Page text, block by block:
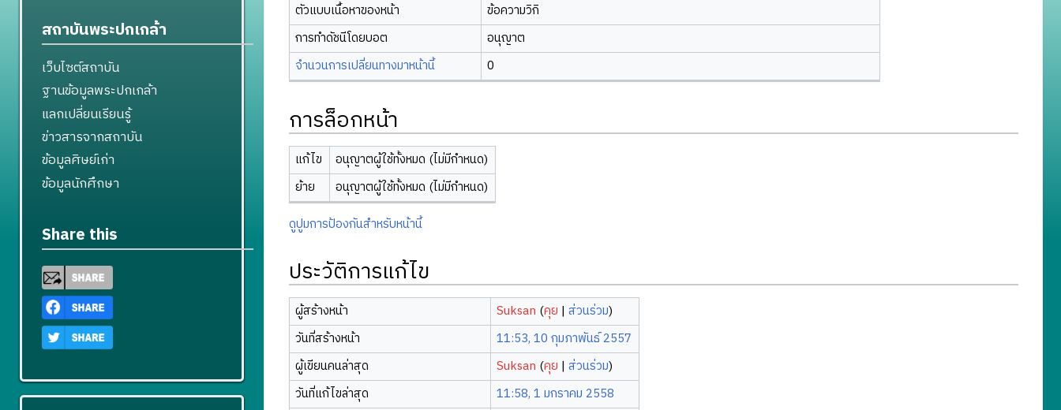
ตัวแบบเนื้อหาของหน้า
ข้อความวิกิ
การทำดัชนีโดยบอต
อนุญาต
จำนวนการเปลี่ยนทางมาหน้านี้
0
การล็อกหน้า
แก้ไข
อนุญาตผู้ใช้ทั้งหมด (ไม่มีกำหนด)
ย้าย
อนุญาตผู้ใช้ทั้งหมด (ไม่มีกำหนด)
ดูปูมการป้องกันสำหรับหน้านี้
ประวัติการแก้ไข
ผู้สร้างหน้า Suksan (คุย |ส่วนร่วม)
วันที่สร้างหน้า
11:53, 10 กุมภาพันธ์ 2557
ผู้เขียนคนล่าสุด
Suksan (คุย |ส่วนร่วม)
วันที่แก้ไขล่าสุด
11:58, 1 มกราคม 2558
สถาบันพระปกเกล้า
เว็บไซต์สถาบัน
ฐานข้อมูลพระปกเกล้า
แลกเปลี่ยนเรียนรู้
ข่าวสารจากสถาบัน
ข้อมูลศิษย์เก่า
ข้อมูลนักศึกษา
Share this